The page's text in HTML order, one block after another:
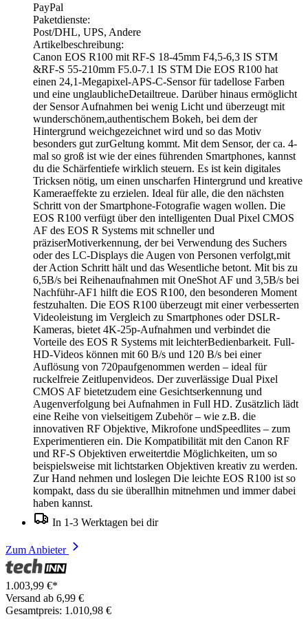
PayPal
Paketdienste:
Post/DHL, UPS, Andere
Artikelbeschreibung:
Canon EOS R100 mit RF-S 18-45mm F4,5-6,3 IS STM
&RF-S 55-210mm F5.0-7.1 IS STM Die EOS R100 hat
einen 24,1-Megapixel-APS-C-Sensor für tadellose Farben
und eine unglaublicheDetailtreue. Darüber hinaus ermöglicht
der Sensor Aufnahmen bei wenig Licht und überzeugt mit
wunderschönem,authentischem Bokeh, bei dem der
Hintergrund weichgezeichnet wird und so das Motiv
besonders gut zurGeltung kommt. Mit dem Sensor, der ca. 4-
mal so groß ist wie der eines führenden Smartphones, kannst
du die Schärfentiefe wirklich steuern. Es ist kein digitales
Tricksen nötig, um einen unscharfen Hintergrund und kreative
Kameraeffekte zu erzielen. Ideal für alle, die den nächsten
Schritt von der Smartphone-Fotografie wagen wollen. Die
EOS R100 verfügt über den intelligenten Dual Pixel CMOS
AF des EOS R Systems mit schneller und
präziserMotiverkennung, der bei Verwendung des Suchers
oder des LC-Displays die Augen von Personen verfolgt,mit
der Action Schritt hält und das Wesentliche betont. Mit bis zu
6,5B/s bei Reihenaufnahmen mit OneShot AF und 3,5B/s bei
Nachführ-AF1 hilft die EOS R100, den besonderen Moment
festzuhalten. Die EOS R100 überzeugt mit einer verbesserten
Videoleistung im Vergleich zu Smartphones oder DSLR-
Kameras, bietet 4K-25p-Aufnahmen und verbindet die
Vorteile des EOS R Systems mit leichterBedienbarkeit. Full-
HD-Videos können mit 60 B/s und 120 B/s bei einer
Auflösung von 720paufgenommen werden – ideal für
ruckelfreie Zeitlupenvideos. Der zuverlässige Dual Pixel
CMOS AF bietetzudem eine Gesichtserkennung und
Augenverfolgung bei Aufnahmen in Full HD. Zusätzlich lädt
eine Reihe von vielseitigem Zubehör – wie z.B. die
innovativen RF Objektive, Mikrofone undSpeedlites – zum
Experimentieren ein. Die Kompatibilität mit den Canon RF
und RF-S Objektiven erweitertdie Möglichkeiten, um so
beispielsweise mit lichtstarken Objektiven kreativ zu werden.
Zur Hand nehmen und loslegen Die leichte EOS R100 ist so
kompakt, dass du sie überallhin mitnehmen und immer dabei
haben kannst.
In 1-3 Werktagen bei dir
Zum Anbieter
1.003,99 €*
Versand ab 6,99 €
Gesamtpreis: 1.010,98 €